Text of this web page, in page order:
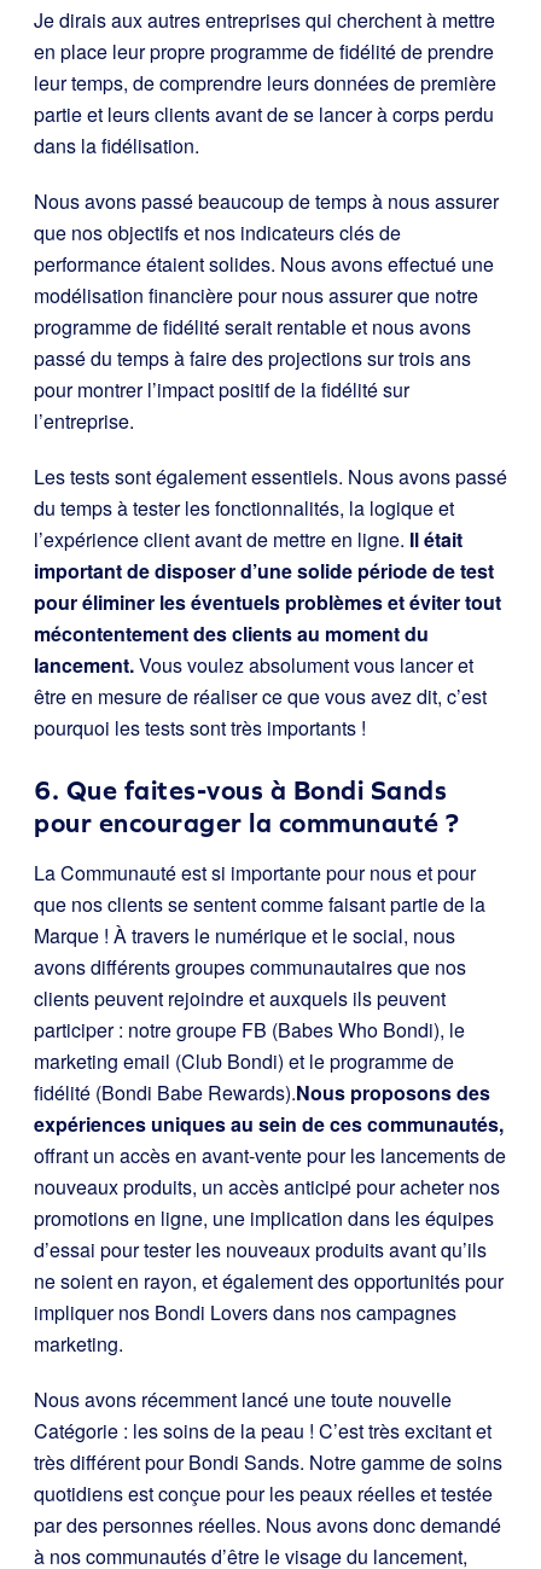
Je dirais aux autres entreprises qui cherchent à mettre
en place leur propre programme de fidélité de prendre
leur temps, de comprendre leurs données de première
partie et leurs clients avant de se lancer à corps perdu
dans la fidélisation.
Nous avons passé beaucoup de temps à nous assurer
que nos objectifs et nos indicateurs clés de
performance étaient solides. Nous avons effectué une
modélisation financière pour nous assurer que notre
programme de fidélité serait rentable et nous avons
passé du temps à faire des projections sur trois ans
pour montrer l’impact positif de la fidélité sur
l’entreprise.
Les tests sont également essentiels. Nous avons passé
du temps à tester les fonctionnalités, la logique et
l’expérience client avant de mettre en ligne. Il était
important de disposer d’une solide période de test
pour éliminer les éventuels problèmes et éviter tout
mécontentement des clients au moment du
lancement.Vous voulez absolument vous lancer et
être en mesure de réaliser ce que vous avez dit, c’est
pourquoi les tests sont très importants !
6. Que faites-vous à Bondi Sands
pour encourager la communauté ?
La Communauté est si importante pour nous et pour
que nos clients se sentent comme faisant partie de la
Marque ! À travers le numérique et le social, nous
avons différents groupes communautaires que nos
clients peuvent rejoindre et auxquels ils peuvent
participer : notre groupe FB (Babes Who Bondi), le
marketing email (Club Bondi) et le programme de
fidélité (Bondi Babe Rewards).Nous proposons des
expériences uniques au sein de ces communautés,
offrant un accès en avant-vente pour les lancements de
nouveaux produits, un accès anticipé pour acheter nos
promotions en ligne, une implication dans les équipes
d’essai pour tester les nouveaux produits avant qu’ils
ne soient en rayon, et également des opportunités pour
impliquer nos Bondi Lovers dans nos campagnes
marketing.
Nous avons récemment lancé une toute nouvelle
Catégorie : les soins de la peau ! C’est très excitant et
très différent pour Bondi Sands. Notre gamme de soins
quotidiens est conçue pour les peaux réelles et testée
par des personnes réelles. Nous avons donc demandé
à nos communautés d’être le visage du lancement,